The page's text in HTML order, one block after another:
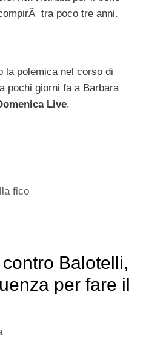
tra poco tre anni.
la polemica nel corso di
pochi giorni fa a Barbara
Live.
fico
Balotelli,
per fare il